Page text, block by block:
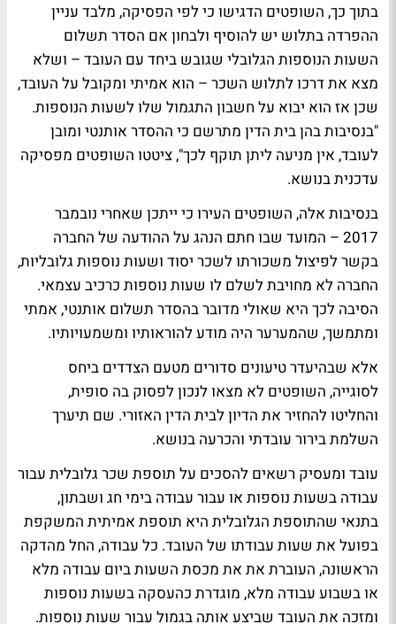
בתוך כך, השופטים הדגישו כי לפי הפסיקה, מלבד עניין
ההפרדה בתלוש יש להוסיף ולבחון אם הסדר תשלום
השעות הנוספות הגלובלי שגובש ביחד עם העובד – ושלא
מצא את דרכו לתלוש השכר – הוא אמיתי ומקובל על העובד,
שכן אז הוא יבוא על חשבון התגמול שלו לשעות הנוספות.
"בנסיבות בהן בית הדין מתרשם כי ההסדר אותנטי ומובן
לעובד, אין מניעה ליתן תוקף לכך", ציטטו השופטים מפסיקה
עדכנית בנושא.
בנסיבות אלה, השופטים העירו כי ייתכן שאחרי נובמבר
2017 – המועד שבו חתם הנהג על ההודעה של החברה
בקשר לפיצול משכורתו לשכר יסוד ושעות נוספות גלובליות,
החברה לא מחויבת לשלם לו שעות נוספות כרכיב עצמאי.
הסיבה לכך היא שאולי מדובר בהסדר תשלום אותנטי, אמתי
ומתמשך, שהמערער היה מודע להוראותיו ומשמעויותיו.
אלא שבהיעדר טיעונים סדורים מטעם הצדדים ביחס
לסוגייה, השופטים לא מצאו לנכון לפסוק בה סופית,
והחליטו להחזיר את הדיון לבית הדין האזורי. שם תיערך
השלמת בירור עובדתי והכרעה בנושא.
עובד ומעסיק רשאים להסכים על תוספת שכר גלובלית עבור
עבודה בשעות נוספות או עבור עבודה בימי חג ושבתון,
בתנאי שהתוספת הגלובלית היא תוספת אמיתית המשקפת
בפועל את שעות עבודתו של העובד. כל עבודה, החל מהדקה
הראשונה, העוברת את את מכסת השעות ביום עבודה מלא
או בשבוע עבודה מלא, מוגדרת כהעסקה בשעות נוספות
ומזכה את העובד שביצע אותה בגמול עבור שעות נוספות.